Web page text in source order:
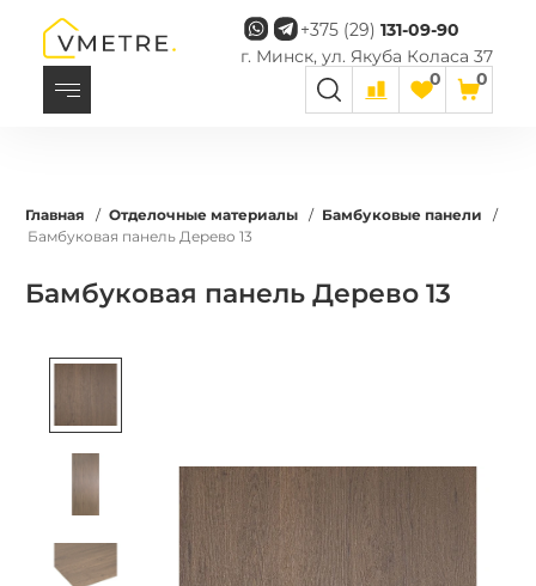
+375 (29) 131-09-90
г. Минск, ул. Якуба Коласа 37
0
0
Главная / Отделочные материалы / Бамбуковые панели
/
Бамбуковая панель Дерево 13
Бамбуковая панель Дерево 13